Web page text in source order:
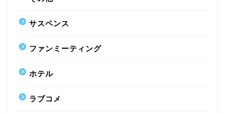
サスペンス
ファンミーティング
ホテル
ラブコメ